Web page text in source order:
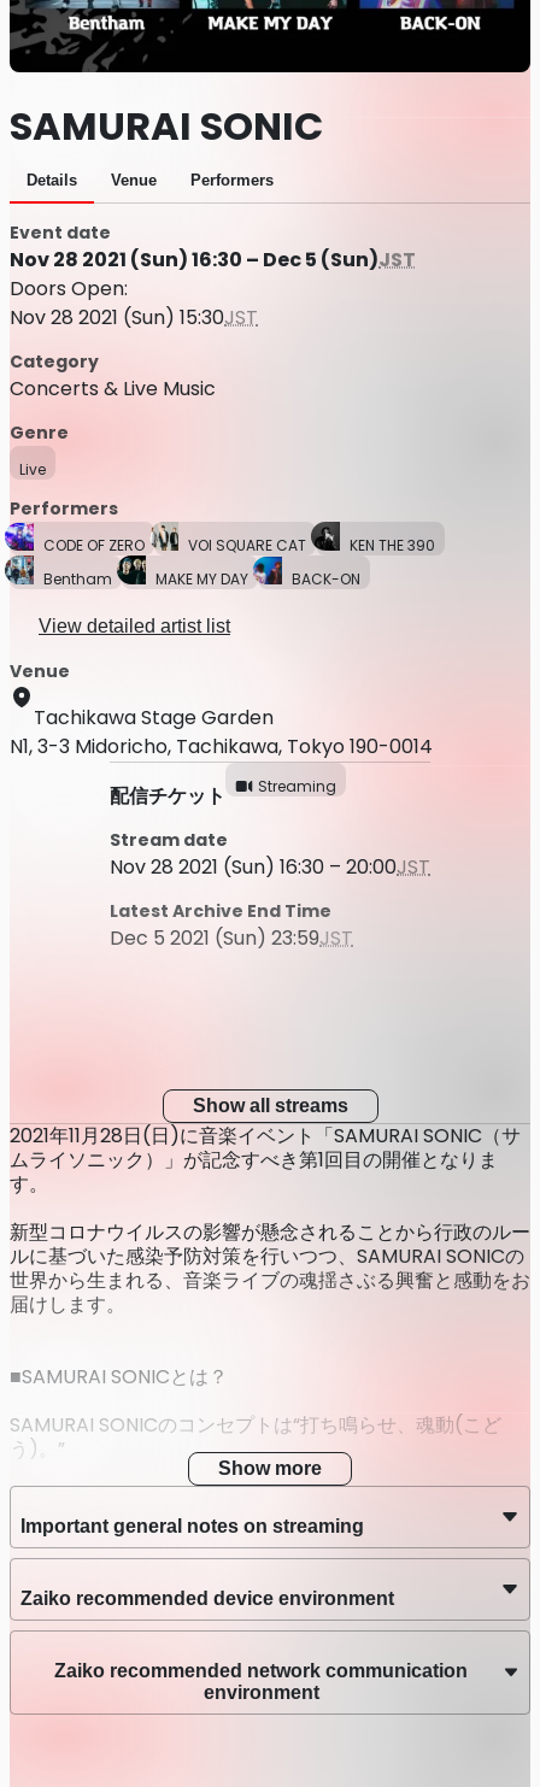
SAMURAI SONIC
Details Venue Performers
Event date
Nov 28 2021 (Sun) 16:30 – Dec 5 (Sun)JST
Doors Open:
Nov 28 2021 (Sun) 15:30JST
Category
Concerts & Live Music
Genre
Live
Performers
CODE OF ZERO VOI SQUARE CAT
KEN THE 390
Bentham
MAKE MY DAY BACK-ON
View detailed artist list
Venue
Tachikawa Stage Garden
N1, 3-3 Midoricho, Tachikawa, Tokyo 190-0014
配信チケット
Streaming
Stream date
Nov 28 2021 (Sun) 16:30 – 20:00JST
Latest Archive End Time
Dec 5 2021 (Sun) 23:59JST
Show all streams
2021年11月28日(日)に音楽イベント「SAMURAI SONIC（サ
ムライソニック）」が記念すべき第1回目の開催となりま
す。
新型コロナウイルスの影響が懸念されることから行政のルー
ルに基づいた感染予防対策を行いつつ、SAMURAI SONICの
世界から生まれる、音楽ライブの魂揺さぶる興奮と感動をお
届けします。
■SAMURAI SONICとは？
SAMURAI SONICのコンセプトは“打ち鳴らせ、魂動(こど
う)。”
「魂動(こどう)」とは、
私たち一人一人の心の奥底に眠っている「チカラの源＝魂」
が
生み出す力強い鼓動を表現した言葉です。
どんな世の中になろうとも、自分自身の魂動を聞き、
迷ったり立ち止まったりしながらも前を向いて
力強く生きていこうというメッセージを込めています。
光、音、香り、映像…5感を通して世界観を作り出す演出、
アーティストの枠を超え全身全霊で応援する文化、
Show more
Important general notes on streaming
Zaiko recommended device environment
Zaiko recommended network communication
environment